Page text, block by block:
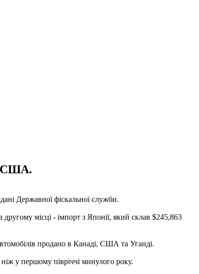
США.
Державної фіскальної служби.
місці - імпорт з Японії, який склав $245,863
продано в Канаді, США та Уганді.
у першому півріччі минулого року.